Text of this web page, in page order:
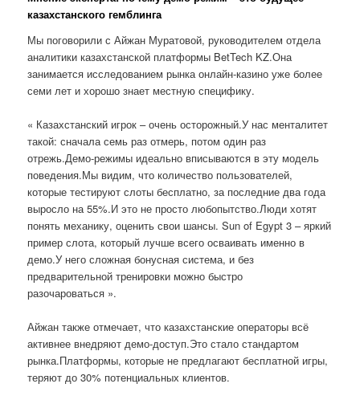
казахстанского гемблинга
Мы поговорили с Айжан Муратовой, руководителем отдела
аналитики казахстанской платформы BetTech KZ.Она
занимается исследованием рынка онлайн-казино уже более
семи лет и хорошо знает местную специфику.
« Казахстанский игрок – очень осторожный.У нас менталитет
такой: сначала семь раз отмерь, потом один раз
отрежь.Демо-режимы идеально вписываются в эту модель
поведения.Мы видим, что количество пользователей,
которые тестируют слоты бесплатно, за последние два года
выросло на 55%.И это не просто любопытство.Люди хотят
понять механику, оценить свои шансы. Sun of Egypt 3 – яркий
пример слота, который лучше всего осваивать именно в
демо.У него сложная бонусная система, и без
предварительной тренировки можно быстро
разочароваться ».
Айжан также отмечает, что казахстанские операторы всё
активнее внедряют демо-доступ.Это стало стандартом
рынка.Платформы, которые не предлагают бесплатной игры,
теряют до 30% потенциальных клиентов.